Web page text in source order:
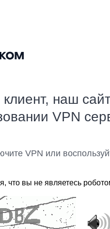
наш
VPN
VPN или
что вы не являетесь